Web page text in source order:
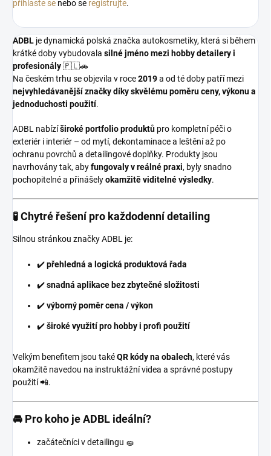
přihlaste se nebo se registrujte.
ADBL je dynamická polská značka autokosmetiky, která si během
krátké doby vybudovala silné jméno mezi hobby detailery i
profesionály🇵🇱🚗
Na českém trhu se objevila v roce2019a od té doby patří mezi
nejvyhledávanější značky díky skvělému poměru ceny, výkonu a
jednoduchosti použití.
ADBL nabízíširoké portfolio produktů pro kompletní péči o
exteriér i interiér – od mytí, dekontaminace a leštění až po
ochranu povrchů a detailingové doplňky. Produkty jsou
navrhovány tak, abyfungovaly v reálné praxi, byly snadno
pochopitelné a přinášelyokamžitě viditelné výsledky.
🧪 Chytré řešení pro každodenní detailing
Silnou stránkou značky ADBL je:
✔️přehledná a logická produktová řada
✔️snadná aplikace bez zbytečné složitosti
✔️výborný poměr cena / výkon
✔️široké využití pro hobby i profi použití
Velkým benefitem jsou takéQR kódy na obalech, které vás
okamžitě navedou na instruktážní videa a správné postupy
použití 📲.
🚘 Pro koho je ADBL ideální?
začátečníci v detailingu 🧽